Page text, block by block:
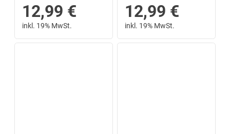
12,99 €
inkl. 19% MwSt.
12,99 €
inkl. 19% MwSt.